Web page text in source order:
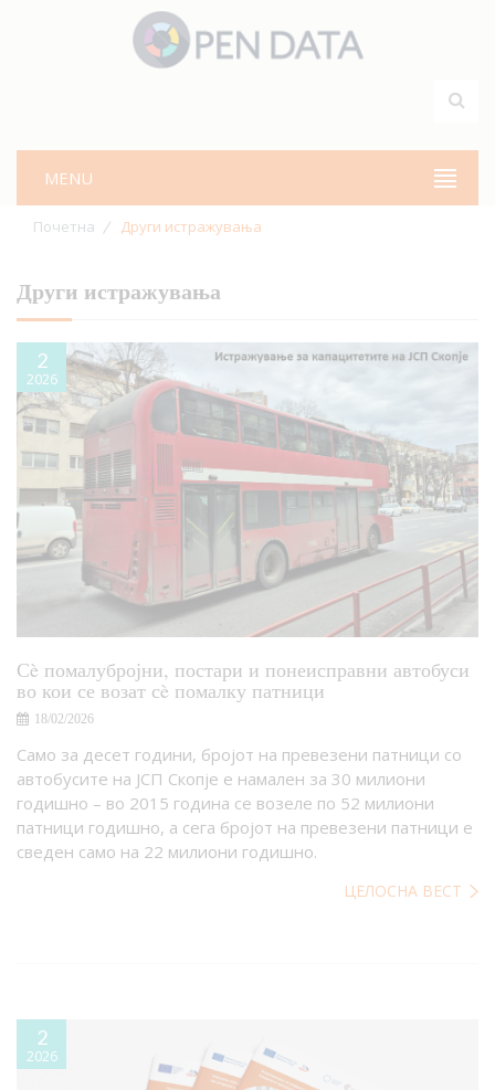
MENU
Почетна Други истражувања
Други истражувања
2
2026
Сè помалубројни, постари и понеисправни автобуси
во кои се возат сè помалку патници
18/02/2026
Само за десет години, бројот на превезени патници со
автобусите на ЈСП Скопје е намален за 30 милиони
годишно – во 2015 година се возеле по 52 милиони
патници годишно, а сега бројот на превезени патници е
сведен само на 22 милиони годишно.
ЦЕЛОСНА ВЕСТ
2
2026